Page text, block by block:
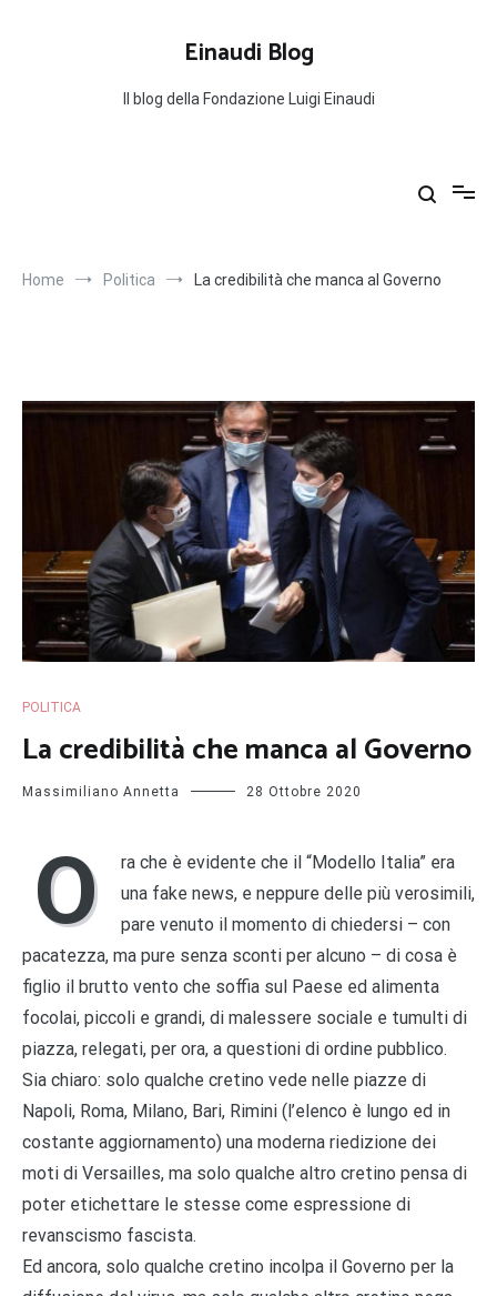
Einaudi Blog
Il blog della Fondazione Luigi Einaudi
Home Politica La credibilità che manca al Governo
POLITICA
La credibilità che manca al Governo
Massimiliano Annetta 28 Ottobre 2020
O
ra che è evidente che il “Modello Italia” era
una fake news, e neppure delle più verosimili,
pare venuto il momento di chiedersi – con
pacatezza, ma pure senza sconti per alcuno – di cosa è
figlio il brutto vento che soffia sul Paese ed alimenta
focolai, piccoli e grandi, di malessere sociale e tumulti di
piazza, relegati, per ora, a questioni di ordine pubblico.
Sia chiaro: solo qualche cretino vede nelle piazze di
Napoli, Roma, Milano, Bari, Rimini (l’elenco è lungo ed in
costante aggiornamento) una moderna riedizione dei
moti di Versailles, ma solo qualche altro cretino pensa di
poter etichettare le stesse come espressione di
revanscismo fascista.
Ed ancora, solo qualche cretino incolpa il Governo per la